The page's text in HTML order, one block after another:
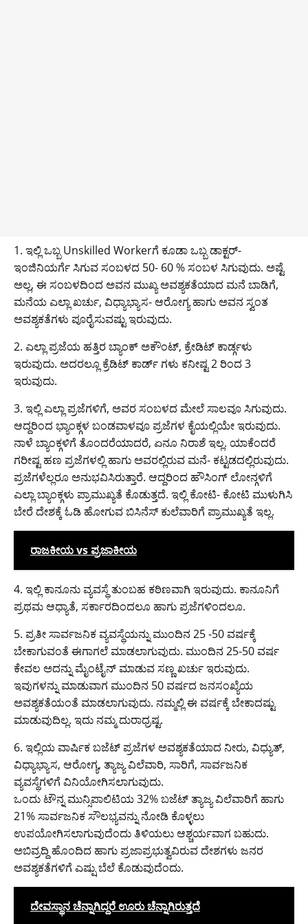
1. ಇಲ್ಲಿ ಒಬ್ಬ Unskilled Workerಗೆ ಕೂಡಾ ಒಬ್ಬ ಡಾಕ್ಟರ್-
ಇಂಜಿನಿಯರ್ಗೆ ಸಿಗುವ ಸಂಬಳದ 50- 60 % ಸಂಬಳ ಸಿಗುವುದು. ಅಷ್ಟೆ
ಅಲ್ಲ, ಈ ಸಂಬಳದಿಂದ ಅವನ ಮುಖ್ಯ ಅವಶ್ಯಕತೆಯಾದ ಮನೆ ಬಾಡಿಗೆ,
ಮನೆಯ ಎಲ್ಲಾ ಖರ್ಚು, ವಿಧ್ಯಾಭ್ಯಾಸ- ಆರೋಗ್ಯ ಹಾಗು ಅವನ ಸ್ವಂತ
ಅವಶ್ಯಕತೆಗಳು ಪೂರೈಸುವಷ್ಟು ಇರುವುದು.
2. ಎಲ್ಲಾ ಪ್ರಜೆಯ ಹತ್ತಿರ ಬ್ಯಾಂಕ್ ಅಕೌಂಟ್, ಕ್ರೇಡಿಟ್ ಕಾರ್ಡ್ಗಳು
ಇರುವುದು. ಅದರಲ್ಲೂ ಕ್ರೆಡಿಟ್ ಕಾರ್ಡ್ ಗಳು ಕನೀಷ್ಟ 2 ರಿಂದ 3
ಇರುವುದು.
3. ಇಲ್ಲಿ ಎಲ್ಲಾ ಪ್ರಜೆಗಳಿಗೆ, ಅವರ ಸಂಬಳದ ಮೇಲೆ ಸಾಲವೂ ಸಿಗುವುದು.
ಆದ್ದರಿಂದ ಭ್ಯಾಂಕ್ಗಳ ಬಂಡವಾಳವೂ ಪ್ರಜೆಗಳ ಕೈಯಲ್ಲಿಯೇ ಇರುವುದು.
ನಾಳೆ ಬ್ಯಾಂಕ್ಗಳಿಗೆ ತೊಂದರೆಯಾದರೆ, ಏನೂ ನಿರಾಶೆ ಇಲ್ಲ. ಯಾಕೆಂದರೆ
ಗರೀಷ್ಟ ಹಣ ಪ್ರಜೆಗಳಲ್ಲಿ ಹಾಗು ಅವರಲ್ಲಿರುವ ಮನೆ- ಕಟ್ಟಡದಲ್ಲಿರುವುದು.
ಪ್ರಜೆಗಳೆಲ್ಲರೂ ಅನುಭವಿಸಿರುತ್ತಾರೆ. ಆದ್ದರಿಂದ ಹೌಸಿಂಗ್ ಲೋನ್ಗಳಿಗೆ
ಎಲ್ಲಾ ಬ್ಯಾಂಕ್ಗಳು ಪ್ರಾಮುಖ್ಯತೆ ಕೊಡುತ್ತದೆ. ಇಲ್ಲಿ ಕೋಟಿ- ಕೋಟಿ ಮುಳುಗಿಸಿ
ಬೇರೆ ದೇಶಕ್ಕೆ ಓಡಿ ಹೋಗುವ ಬಿಸಿನೆಸ್ ಕುಲೆವಾರಿಗೆ ಪ್ರಾಮುಖ್ಯತೆ ಇಲ್ಲ.
ರಾಜಕೀಯ vs ಪ್ರಜಾಕೀಯ
4. ಇಲ್ಲಿ ಕಾನೂನು ವ್ಯವಸ್ಥೆ ತುಂಬಹ ಕಠಿಣವಾಗಿ ಇರುವುದು. ಕಾನೂನಿಗೆ
ಪ್ರಥಮ ಆಧ್ಯಾತೆ, ಸರ್ಕಾರದಿಂದಲೂ ಹಾಗು ಪ್ರಜೆಗಳಿಂದಲೂ.
5. ಪ್ರತೀ ಸಾರ್ವಜನಿಕ ವ್ಯವಸ್ಥೆಯನ್ನು ಮುಂದಿನ 25 -50 ವರ್ಷಕ್ಕೆ
ಬೇಕಾಗುವಂತೆ ಈಗಾಗಲೆ ಮಾಡಲಾಗುವುದು. ಮುಂದಿನ 25-50 ವರ್ಷ
ಕೇವಲ ಅದನ್ನು ಮೈಂಟೈನ್ ಮಾಡುವ ಸಣ್ಣ ಖರ್ಚು ಇರುವುದು.
ಇವುಗಳನ್ನು ಮಾಡುವಾಗ‌ ಮುಂದಿನ 50 ವರ್ಷದ ಜನಸಂಖ್ಯೆಯ
ಅವಶ್ಯಕತೆಯಂತೆ ಮಾಡಲಾಗುವುದು. ನಮ್ಮಲ್ಲಿ ಈ ವರ್ಷಕ್ಕೆ ಬೇಕಾದಷ್ಟು
ಮಾಡುವುದಿಲ್ಲ. ಇದು ನಮ್ಮ ದುರಾಧ್ರಷ್ಟ.
6. ಇಲ್ಲಿಯ ವಾರ್ಷಿಕ ಬಜೆಟ್ ಪ್ರಜೆಗಳ ಅವಶ್ಯಕತೆಯಾದ ನೀರು, ವಿಧ್ಯುತ್,
ವಿಧ್ಯಾಭ್ಯಾಸ, ಆರೋಗ್ಯ, ತ್ಯಾಜ್ಯ ವಿಲೆವಾರಿ, ಸಾರಿಗೆ, ಸಾರ್ವಜನಿಕ
ವ್ಯವಸ್ಥೆಗಳಿಗೆ ವಿನಿಯೋಗಿಸಲಾಗುವುದು.
ಒಂದು ಟೌನ್ನ ಮುನ್ಸಿಪಾಲಿಟಿಯ 32% ಬಜೆಟ್ ತ್ಯಾಜ್ಯ ವಿಲೆವಾರಿಗೆ ಹಾಗು
21% ಸಾರ್ವಜನಿಕ ಸೌಲಭ್ಯವನ್ನು ನೋಡಿ ಕೊಳ್ಳಲು
ಉಪಯೋಗಿಸಲಾಗುವುದೆಂದು ತಿಳಿಯಲು ಆಶ್ಚರ್ಯವಾಗ ಬಹುದು.
ಅಬಿವ್ರದ್ದಿ ಹೊಂದಿದ ಹಾಗು ಪ್ರಜಾಪ್ರಭುತ್ವವಿರುವ ದೇಶಗಳು ಜನರ
ಅವಶ್ಯಕತೆಗಳಿಗೆ ಎಷ್ಷು ಬೆಲೆ ಕೊಡುವುದೆಂದು.
ದೇವಸ್ಥಾನ ಚೆನ್ನಾಗಿದ್ದರೆ ಊರು ಚೆನ್ನಾಗಿರುತ್ತದೆ